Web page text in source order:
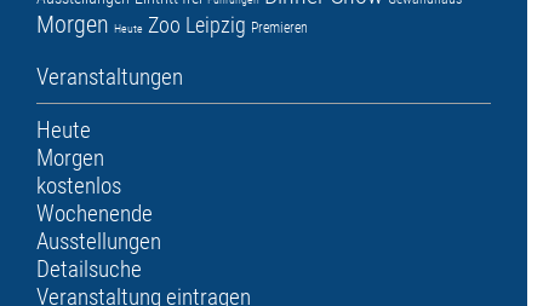
Morgen Heute Zoo Leipzig Premieren
Veranstaltungen
Heute
Morgen
kostenlos
Wochenende
Ausstellungen
Detailsuche
Veranstaltung eintragen